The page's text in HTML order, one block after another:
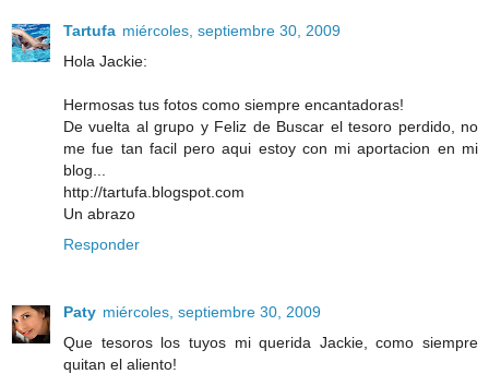
Tartufa miércoles, septiembre 30, 2009
Hola Jackie:
Hermosas tus fotos como siempre encantadoras!
De vuelta al grupo y Feliz de Buscar el tesoro perdido, no
me fue tan facil pero aqui estoy con mi aportacion en mi
blog...
http://tartufa.blogspot.com
Un abrazo
Responder
Paty miércoles, septiembre 30, 2009
Que tesoros los tuyos mi querida Jackie, como siempre
quitan el aliento!